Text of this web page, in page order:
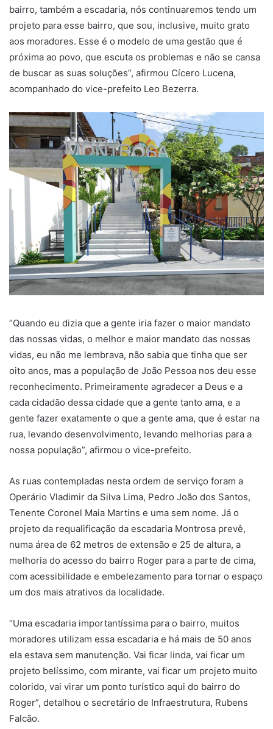
bairro, também a escadaria, nós continuaremos tendo um
projeto para esse bairro, que sou, inclusive, muito grato
aos moradores. Esse é o modelo de uma gestão que é
próxima ao povo, que escuta os problemas e não se cansa
de buscar as suas soluções”, afirmou Cícero Lucena,
acompanhado do vice-prefeito Leo Bezerra.
“Quando eu dizia que a gente iria fazer o maior mandato
das nossas vidas, o melhor e maior mandato das nossas
vidas, eu não me lembrava, não sabia que tinha que ser
oito anos, mas a população de João Pessoa nos deu esse
reconhecimento. Primeiramente agradecer a Deus e a
cada cidadão dessa cidade que a gente tanto ama, e a
gente fazer exatamente o que a gente ama, que é estar na
rua, levando desenvolvimento, levando melhorias para a
nossa população”, afirmou o vice-prefeito.
As ruas contempladas nesta ordem de serviço foram a
Operário Vladimir da Silva Lima, Pedro João dos Santos,
Tenente Coronel Maia Martins e uma sem nome. Já o
projeto da requalificação da escadaria Montrosa prevê,
numa área de 62 metros de extensão e 25 de altura, a
melhoria do acesso do bairro Roger para a parte de cima,
com acessibilidade e embelezamento para tornar o espaço
um dos mais atrativos da localidade.
“Uma escadaria importantíssima para o bairro, muitos
moradores utilizam essa escadaria e há mais de 50 anos
ela estava sem manutenção. Vai ficar linda, vai ficar um
projeto belíssimo, com mirante, vai ficar um projeto muito
colorido, vai virar um ponto turístico aqui do bairro do
Roger”, detalhou o secretário de Infraestrutura, Rubens
Falcão.